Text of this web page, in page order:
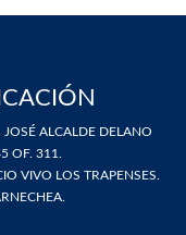
JOSÉ ALCALDE DELANO
OF. 311.
VIVO LOS TRAPENSES.